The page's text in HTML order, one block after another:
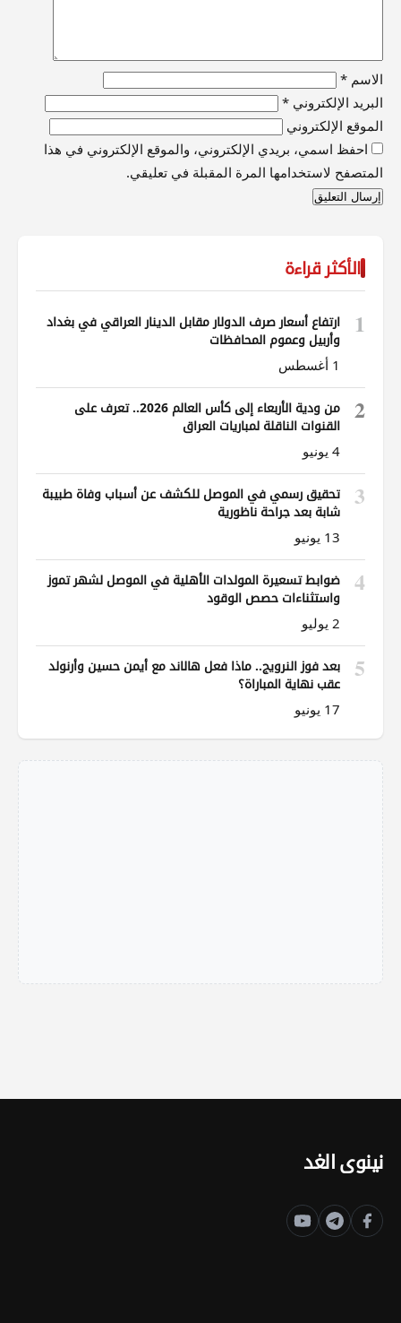
الاسم *
البريد الإلكتروني *
الموقع الإلكتروني
احفظ اسمي، بريدي الإلكتروني، والموقع الإلكتروني في هذا
المتصفح لاستخدامها المرة المقبلة في تعليقي.
الأكثر قراءة
1
ارتفاع أسعار صرف الدولار مقابل الدينار العراقي في بغداد
وأربيل وعموم المحافظات
1 أغسطس
2
من ودية الأربعاء إلى كأس العالم 2026.. تعرف على
القنوات الناقلة لمباريات العراق
4 يونيو
3
تحقيق رسمي في الموصل للكشف عن أسباب وفاة طبيبة
شابة بعد جراحة ناظورية
13 يونيو
4
ضوابط تسعيرة المولدات الأهلية في الموصل لشهر تموز
واستثناءات حصص الوقود
2 يوليو
5
بعد فوز النرويج.. ماذا فعل هالاند مع أيمن حسين وأرنولد
عقب نهاية المباراة؟
17 يونيو
نينوى الغد